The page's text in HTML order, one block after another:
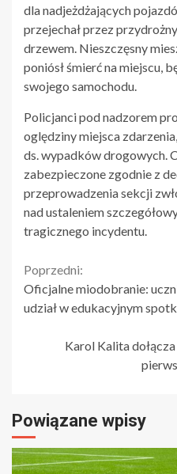
dla nadjeżdżających
przejechał przez
drzewem. Nieszczęsny
poniósł śmierć na miejscu,
swojego samochodu.
Policjanci pod nadzorem
oględziny miejsca
ds. wypadków drogowych.
zabezpieczone zgodnie z
przeprowadzenia sekcji
nad ustaleniem
tragicznego incydentu.
Continue
Reading
Poprzedni:
Oficjalne miodobranie:
udział w edukacyjnym
Karol Kalita
Powiązane wpisy